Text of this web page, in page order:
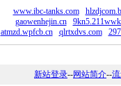
www.ibc-tanks.com
gaowenhejin.cn
atmzd.wpfcb.cn
qlrtxdvs.com
新站登录--网站简介--